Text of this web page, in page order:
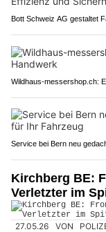
Bott Schweiz AG gestaltet
Wildhaus-messershop.ch:
Service bei Bern neu
Kirchberg BE:
Verletzter im
27.05.26 VON